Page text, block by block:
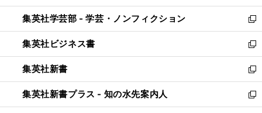
開
く
ウ
で
開
く
ン
ド
ウ
で
開
く
ウ
ィ
ン
ド
ウ
で
開
く
集英社学芸部 - 学芸・ノンフィクション
新
し
い
ウ
ィ
ン
ド
ウ
集英社ビジネス書
新
し
い
ウ
ィ
ン
集英社新書
新
し
い
ウ
集英社新書プラス - 知の水先案内人
新
し